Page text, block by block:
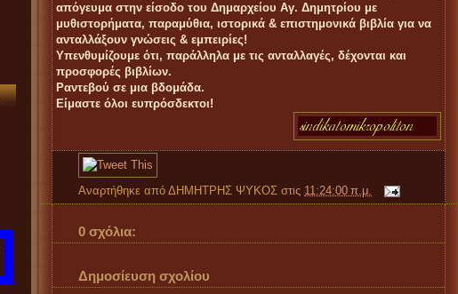
απόγευμα στην είσοδο του Δημαρχείου Αγ. Δημητρίου με
μυθιστορήματα, παραμύθια, ιστορικά & επιστημονικά βιβλία για να
ανταλλάξουν γνώσεις & εμπειρίες!
Υπενθυμίζουμε ότι, παράλληλα με τις ανταλλαγές, δέχονται και
προσφορές βιβλίων.
Ραντεβού σε μια βδομάδα.
Είμαστε όλοι ευπρόσδεκτοι!
Αναρτήθηκε από ΔΗΜΗΤΡΗΣ ΨΥΚΟΣ στις 11:24:00 π.μ.
0 σχόλια:
Δημοσίευση σχολίου